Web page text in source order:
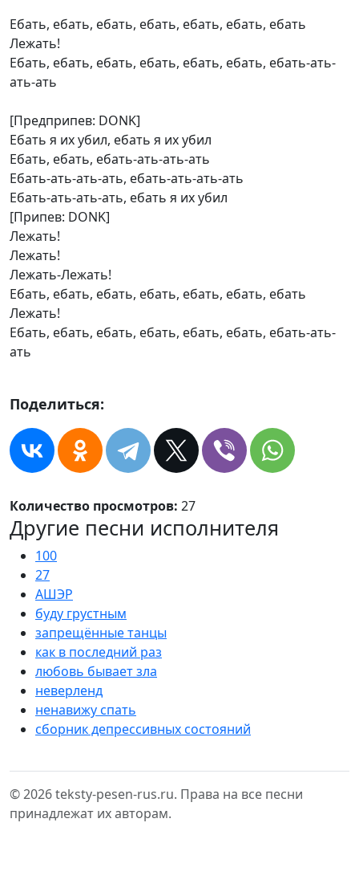
Ебать, ебать, ебать, ебать, ебать, ебать, ебать
Лежать!
Ебать, ебать, ебать, ебать, ебать, ебать, ебать-ать-
ать-ать
[Предприпев: DONK]
Ебать я их убил, ебать я их убил
Ебать, ебать, ебать-ать-ать-ать
Ебать-ать-ать-ать, ебать-ать-ать-ать
Ебать-ать-ать-ать, ебать я их убил
[Припев: DONK]
Лежать!
Лежать!
Лежать-Лежать!
Ебать, ебать, ебать, ебать, ебать, ебать, ебать
Лежать!
Ебать, ебать, ебать, ебать, ебать, ебать, ебать-ать-
ать
Поделиться:
Количество просмотров: 27
Другие песни исполнителя
100
27
АШЭР
буду грустным
запрещённые танцы
как в последний раз
любовь бывает зла
неверленд
ненавижу спать
сборник депрессивных состояний
© 2026 teksty-pesen-rus.ru. Права на все песни
принадлежат их авторам.